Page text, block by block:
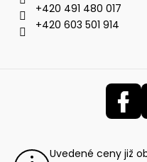
+420 491 480 017
+420 603 501 914
Uvedené ceny již